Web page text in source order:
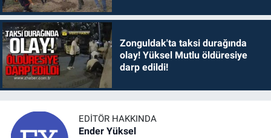
Zonguldak'ta taksi durağında
olay! Yüksel Mutlu öldüresiye
darp edildi!
EDITÖR HAKKINDA
Ender Yüksel